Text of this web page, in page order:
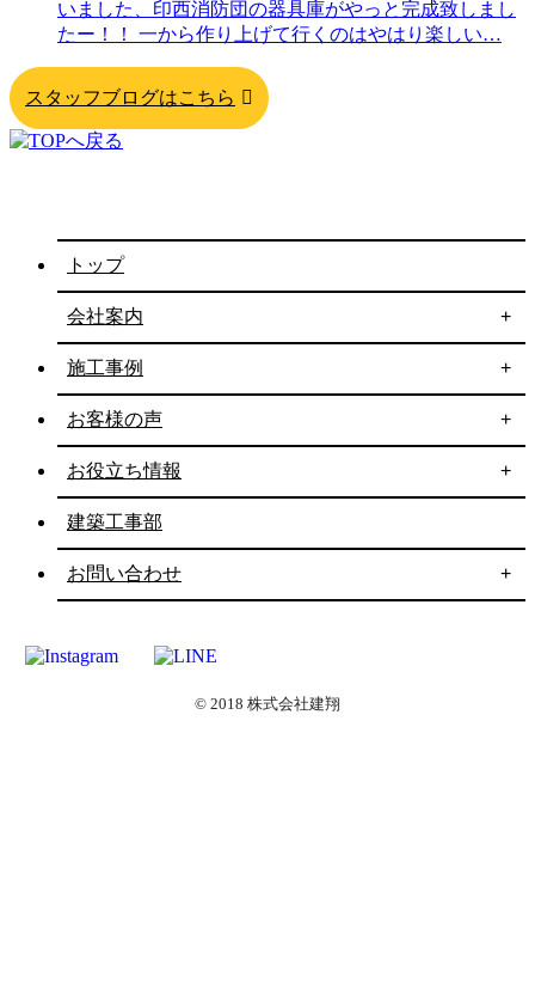
いました、印西消防団の器具庫がやっと完成致しまし
たー！！ 一から作り上げて行くのはやはり楽しい…
スタッフブログはこちら
トップ
会社案内
施工事例
お客様の声
お役立ち情報
建築工事部
お問い合わせ
© 2018 株式会社建翔